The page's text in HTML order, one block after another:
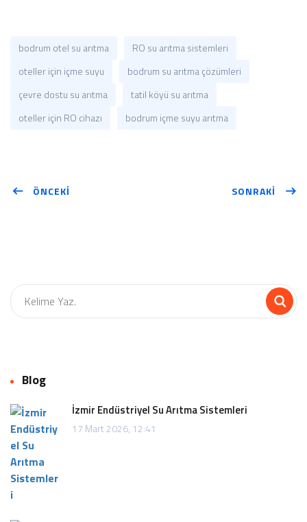
bodrum otel su arıtma
RO su arıtma sistemleri
oteller için içme suyu
bodrum su arıtma çözümleri
çevre dostu su arıtma
tatil köyü su arıtma
oteller için RO cihazı
bodrum içme suyu arıtma
ÖNCEKİ SONRAKİ
Blog
İzmir Endüstriyel Su Arıtma Sistemleri
17 Mart 2026, 12:41